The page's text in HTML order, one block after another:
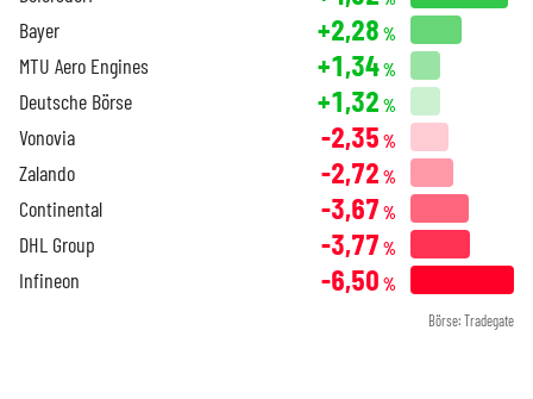
Bayer +2,28 %
MTU Aero Engines +1,34%
Deutsche Börse +1,32 %
Vonovia -2,35 %
Zalando -2,72 %
Continental -3,67 %
DHL Group -3,77 %
Infineon -6,50 %
Börse: Tradegate